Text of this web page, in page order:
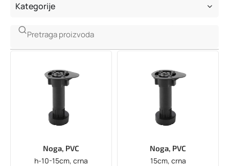
Kategorije
Noga, PVC
h-10-15cm, crna
Noga, PVC
15cm, crna